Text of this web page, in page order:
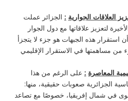
العلاقات الجوارية : الجزائر عملت
لتعزيز علاقاتها مع دول الجوار
استقرار هذه الجبهات هو جزء لا يتجزأ
من مساهمتها في الاستقرار الإقليمي
المعاصرة : على الرغم من هذا
الجزائرية صعوبات حقيقية، منها:
في شمال إفريقيا، خصوصًا مع تصاعد